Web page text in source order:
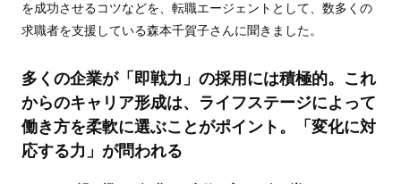
を成功させるコツなどを、転職エージェントとして、数多くの
求職者を支援している森本千賀子さんに聞きました。
多くの企業が「即戦力」の採用には積極的。これ
からのキャリア形成は、ライフステージによって
働き方を柔軟に選ぶことがポイント。「変化に対
応する力」が問われる